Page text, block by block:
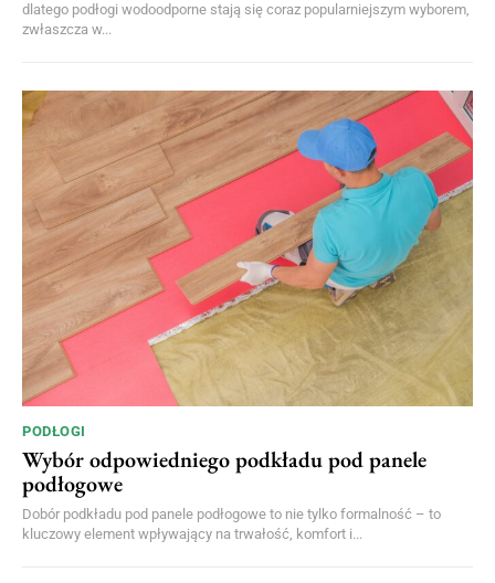
dlatego podłogi wodoodporne stają się coraz popularniejszym wyborem,
zwłaszcza w...
PODŁOGI
Wybór odpowiedniego podkładu pod panele
podłogowe
Dobór podkładu pod panele podłogowe to nie tylko formalność – to
kluczowy element wpływający na trwałość, komfort i...